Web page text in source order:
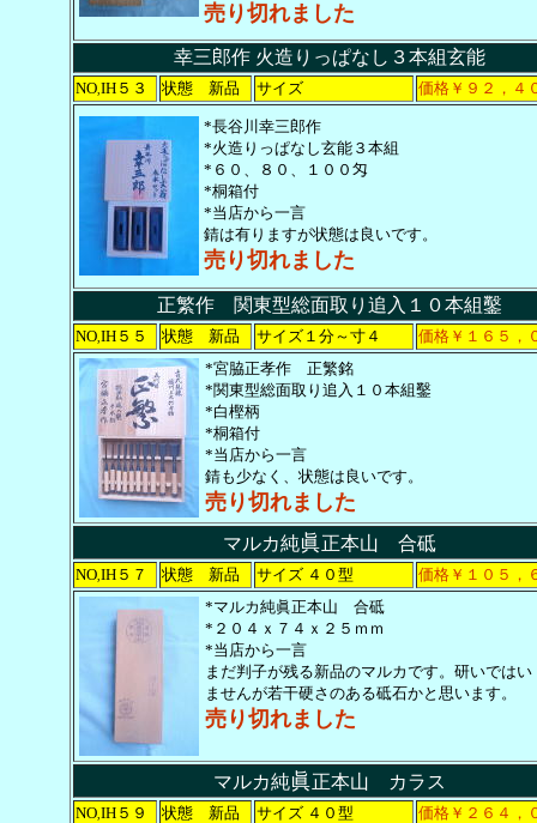
売り切れました
幸三郎作 火造りっぱなし３本組玄能
NO, IH５３ 状態 新品 サイズ 価格￥９２，４
*長谷川幸三郎作
*火造りっぱなし玄能３本組
*６０、８０、１００匁
*桐箱付
*当店から一言
錆は有りますが状態は良いです。
売り切れました
正繁作 関東型総面取り追入１０本組鑿
NO, IH５５ 状態 新品 サイズ１分～寸４
価格￥１６５，
*宮脇正孝作 正繁銘
*関東型総面取り追入１０本組鑿
*白樫柄
*桐箱付
*当店から一言
錆も少なく、状態は良いです。
売り切れました
マルカ純眞正本山 合砥
NO, IH５７ 状態 新品 サイズ ４０型
価格￥１０５，
*マルカ純眞正本山 合砥
*２０４ｘ７４ｘ２５ｍｍ
*当店から一言
まだ判子が残る新品のマルカです。研いではい
ませんが若干硬さのある砥石かと思います。
売り切れました
マルカ純眞正本山 カラス
NO, IH５９ 状態 新品 サイズ ４０型
価格￥２６４，